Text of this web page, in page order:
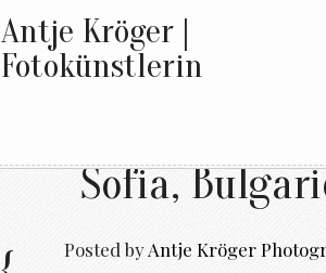
Antje Kröger |
Fotokünstlerin
Sofia,
Posted byAntje Kröger